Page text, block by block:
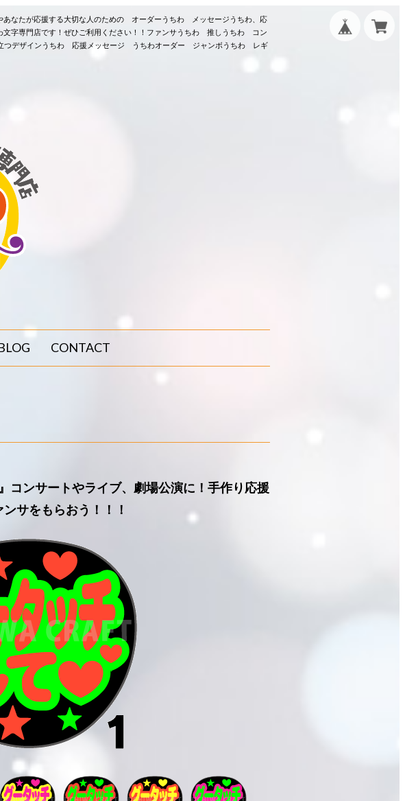
たが応援する大切な人のための オーダーうちわ メッセージうちわ、応
字専門店です！ぜひご利用ください！！ファンサうちわ 推しうちわ コン
つデザインうちわ 応援メッセージ うちわオーダー ジャンボうちわ レギ
CONTACT
コンサートやライブ、劇場公演に！手作り応援
サをもらおう！！！